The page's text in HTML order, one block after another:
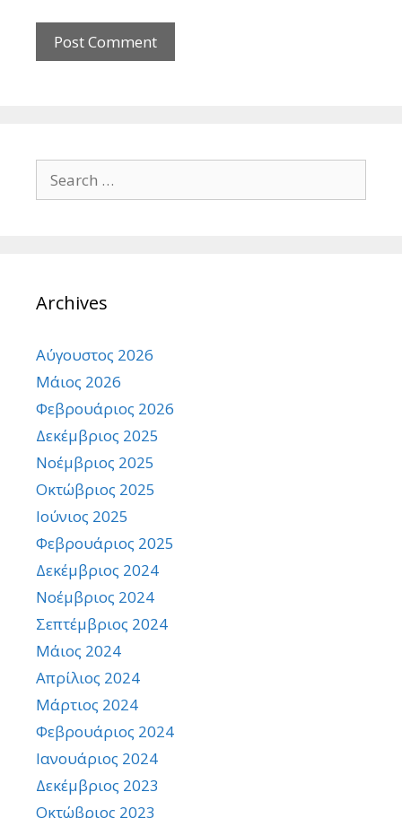
Search
for:
Archives
Αύγουστος 2026
Μάιος 2026
Φεβρουάριος 2026
Δεκέμβριος 2025
Νοέμβριος 2025
Οκτώβριος 2025
Ιούνιος 2025
Φεβρουάριος 2025
Δεκέμβριος 2024
Νοέμβριος 2024
Σεπτέμβριος 2024
Μάιος 2024
Απρίλιος 2024
Μάρτιος 2024
Φεβρουάριος 2024
Ιανουάριος 2024
Δεκέμβριος 2023
Οκτώβριος 2023